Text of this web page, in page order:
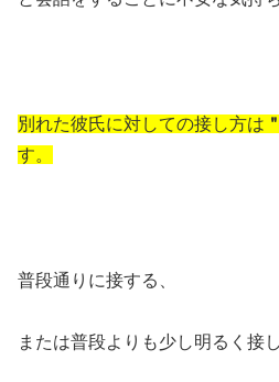
別れた彼氏に対しての接し方は
す。
普段通りに接する、
または普段よりも少し明るく接